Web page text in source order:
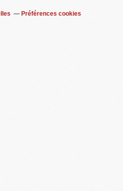
Préférences cookies